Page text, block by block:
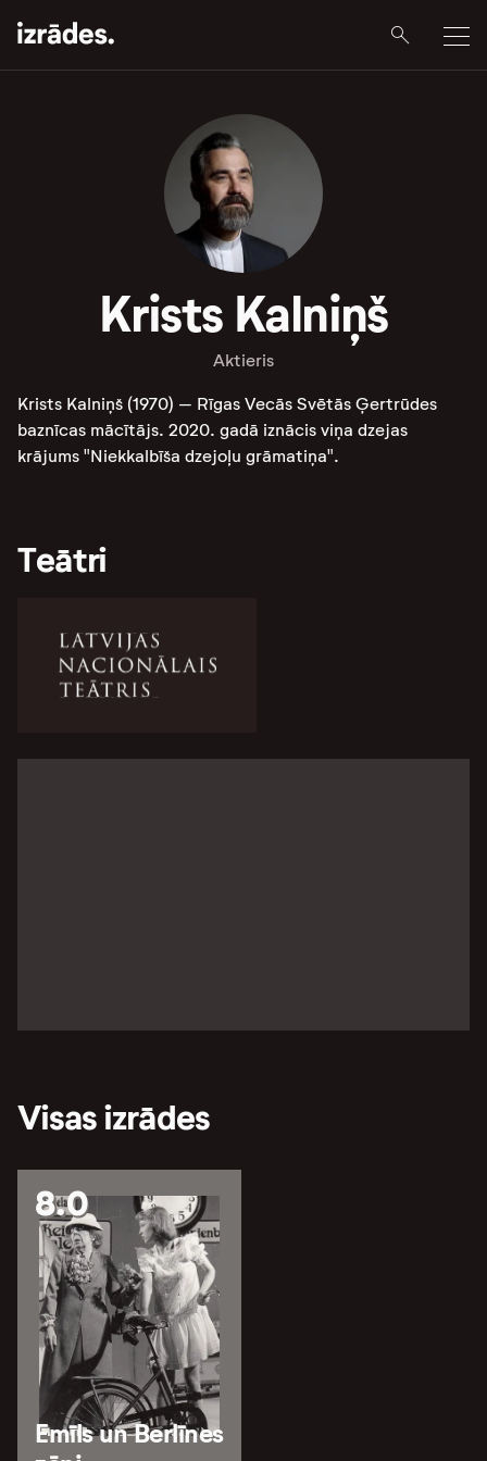
Krists Kalniņš
Aktieris
Krists Kalniņš (1970) – Rīgas Vecās Svētās Ģertrūdes
baznīcas mācītājs. 2020. gadā iznācis viņa dzejas
krājums "Niekkalbīša dzejoļu grāmatiņa".
Teātri
Visas izrādes
8.0
Emīls un Berlīnes